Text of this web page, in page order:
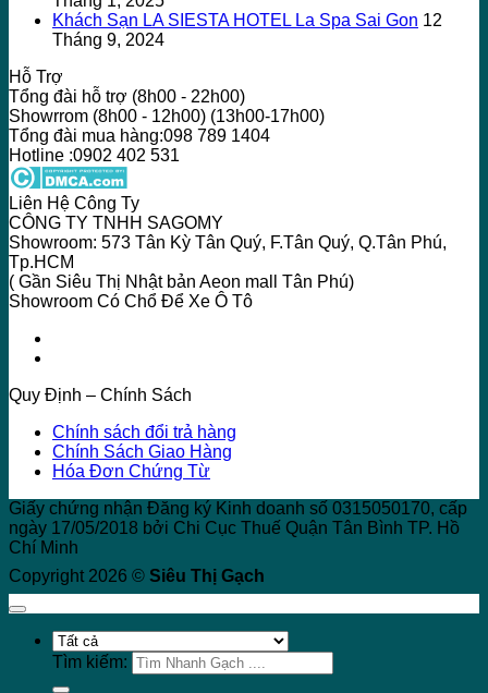
Khách Sạn LA SIESTA HOTEL La Spa Sai Gon 12
Tháng 9, 2024
Hỗ Trợ
Tổng đài hỗ trợ (8h00 - 22h00)
Showrrom (8h00 - 12h00) (13h00-17h00)
Tổng đài mua hàng:098 789 1404
Hotline :0902 402 531
Liên Hệ Công Ty
CÔNG TY TNHH SAGOMY
Showroom: 573 Tân Kỳ Tân Quý, F.Tân Quý, Q.Tân Phú,
Tp.HCM
( Gần Siêu Thị Nhật bản Aeon mall Tân Phú)
Showroom Có Chổ Để Xe Ô Tô
Quy Định – Chính Sách
Chính sách đổi trả hàng
Chính Sách Giao Hàng
Hóa Đơn Chứng Từ
Giấy chứng nhận Đăng ký Kinh doanh số 0315050170, cấp
ngày 17/05/2018 bởi Chi Cục Thuế Quận Tân Bình TP. Hồ
Chí Minh
Copyright 2026 © Siêu Thị Gạch
Tìm kiếm: